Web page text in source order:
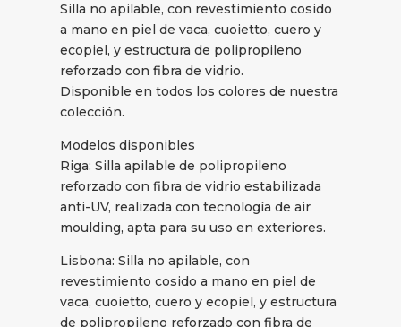
Silla no apilable, con revestimiento cosido
a mano en piel de vaca, cuoietto, cuero y
ecopiel, y estructura de polipropileno
reforzado con fibra de vidrio.
Disponible en todos los colores de nuestra
colección.
Modelos disponibles
Riga: Silla apilable de polipropileno
reforzado con fibra de vidrio estabilizada
anti-UV, realizada con tecnología de air
moulding, apta para su uso en exteriores.
Lisbona: Silla no apilable, con
revestimiento cosido a mano en piel de
vaca, cuoietto, cuero y ecopiel, y estructura
de polipropileno reforzado con fibra de